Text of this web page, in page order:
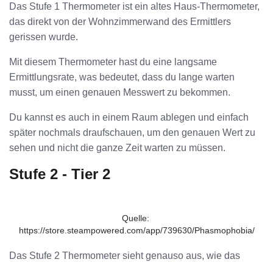
Das Stufe 1 Thermometer ist ein altes Haus-Thermometer,
das direkt von der Wohnzimmerwand des Ermittlers
gerissen wurde.
Mit diesem Thermometer hast du eine langsame
Ermittlungsrate, was bedeutet, dass du lange warten
musst, um einen genauen Messwert zu bekommen.
Du kannst es auch in einem Raum ablegen und einfach
später nochmals draufschauen, um den genauen Wert zu
sehen und nicht die ganze Zeit warten zu müssen.
Stufe 2 - Tier 2
Quelle:
https://store.steampowered.com/app/739630/Phasmophobia/
Das Stufe 2 Thermometer sieht genauso aus, wie das